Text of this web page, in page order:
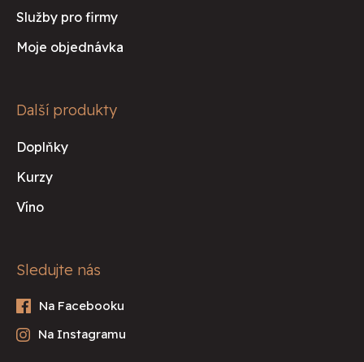
Služby pro firmy
Moje objednávka
Další produkty
Doplňky
Kurzy
Víno
Sledujte nás